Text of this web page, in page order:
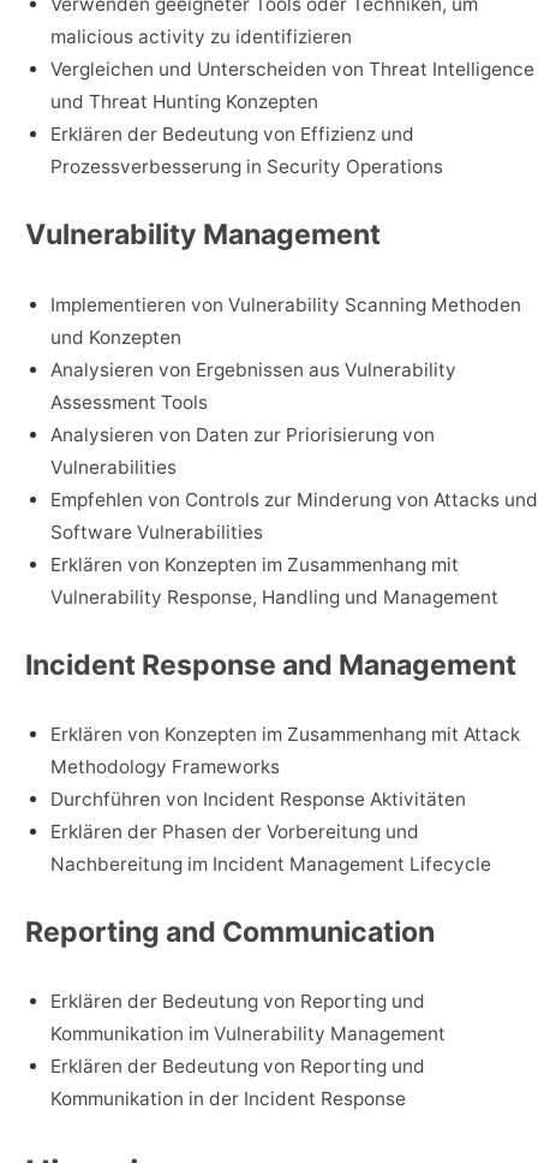
Verwenden geeigneter Tools oder Techniken, um
malicious activity zu identifizieren
Vergleichen und Unterscheiden von Threat Intelligence
und Threat Hunting Konzepten
Erklären der Bedeutung von Effizienz und
Prozessverbesserung in Security Operations
Vulnerability Management
Implementieren von Vulnerability Scanning Methoden
und Konzepten
Analysieren von Ergebnissen aus Vulnerability
Assessment Tools
Analysieren von Daten zur Priorisierung von
Vulnerabilities
Empfehlen von Controls zur Minderung von Attacks und
Software Vulnerabilities
Erklären von Konzepten im Zusammenhang mit
Vulnerability Response, Handling und Management
Incident Response and Management
Erklären von Konzepten im Zusammenhang mit Attack
Methodology Frameworks
Durchführen von Incident Response Aktivitäten
Erklären der Phasen der Vorbereitung und
Nachbereitung im Incident Management Lifecycle
Reporting and Communication
Erklären der Bedeutung von Reporting und
Kommunikation im Vulnerability Management
Erklären der Bedeutung von Reporting und
Kommunikation in der Incident Response